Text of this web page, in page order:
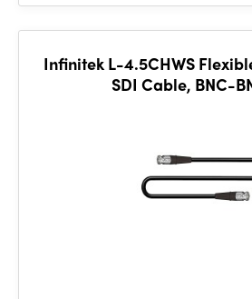
Infinitek L-4.5CHWS
SDI Cable, BNC-